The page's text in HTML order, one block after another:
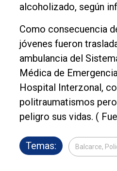
alcoholizado, según
Como consecuencia
jóvenes fueron
ambulancia del
Médica de
Hospital Interzonal,
politraumatismos
peligro sus vidas. (
Temas: Balcarce,